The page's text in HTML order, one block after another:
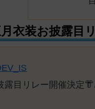
衣装お披露目
露目リレー開催決定